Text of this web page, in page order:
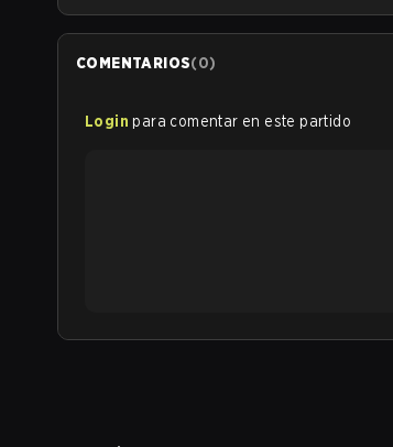
COMENTARIOS(0)
Login para comentar en este partido